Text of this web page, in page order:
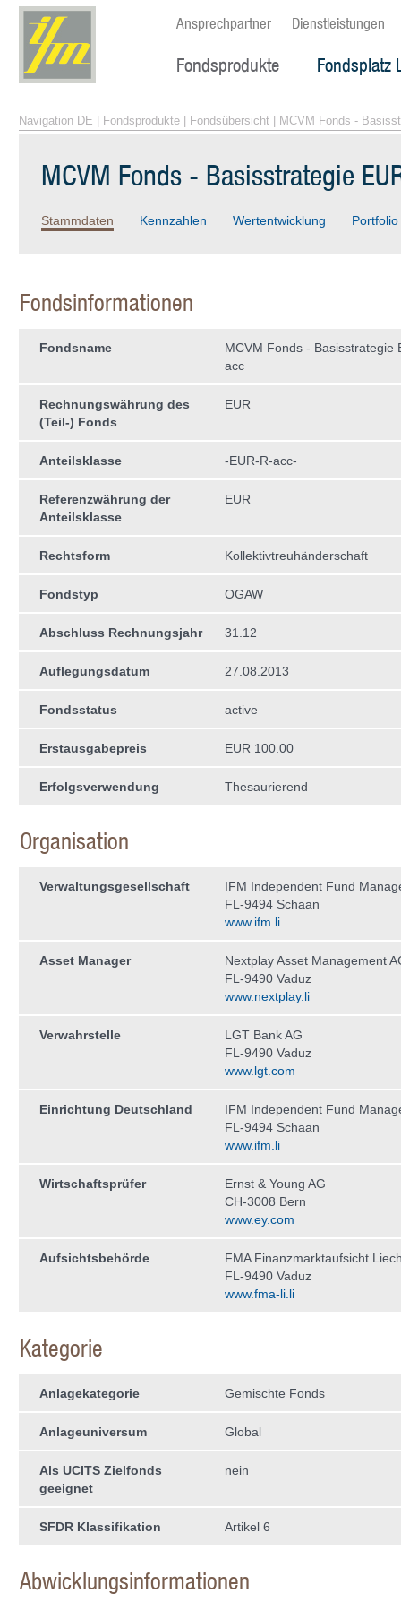
Ansprechpartner Dienstleistungen
Fondsprodukte Fondsplatz
Navigation DE Fondsprodukte Fondsübersicht | MCVM Fonds -
MCVM Fonds - Basisstrategie
Stammdaten Kennzahlen Wertentwicklung Portfolio
Fondsinformationen
Fondsname
MCVM Fonds - Basisstrategie
acc
Rechnungswährung des
(Teil-) Fonds
EUR
Anteilsklasse -EUR-R-acc-
Referenzwährung der
Anteilsklasse
EUR
Rechtsform Kollektivtreuhän­derschaft
Fondstyp OGAW
Abschluss Rechnungsjahr 31.12
Auflegungsdatum 27.08.2013
Fondsstatus active
Erstausgabepreis EUR 100.00
Erfolgsverwendung Thesaurierend
Organisation
Verwaltungs­gesellschaft
IFM Independent Fund
FL-9494 Schaan
www.ifm.li
Asset Manager
Nextplay Asset Management
FL-9490 Vaduz
www.nextplay.li
Verwahrstelle
LGT Bank AG
FL-9490 Vaduz
www.lgt.com
Einrichtung Deutschland
IFM Independent Fund
FL-9494 Schaan
www.ifm.li
Wirtschaftsprüfer
Ernst & Young AG
CH-3008 Bern
www.ey.com
Aufsichtsbehörde
FMA Finanzmarktaufsicht
FL-9490 Vaduz
www.fma-li.li
Kategorie
Anlagekategorie Gemischte Fonds
Anlageuniversum Global
Als UCITS Zielfonds
geeignet
nein
SFDR Klassifikation Artikel 6
Abwicklungsinformationen